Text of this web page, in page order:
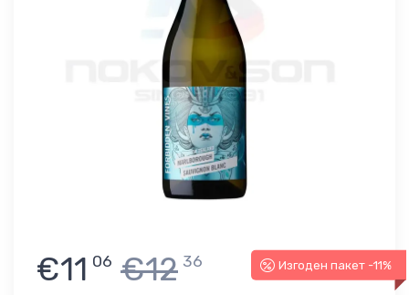
Изгоден пакет -11%
€11 06 €12 36